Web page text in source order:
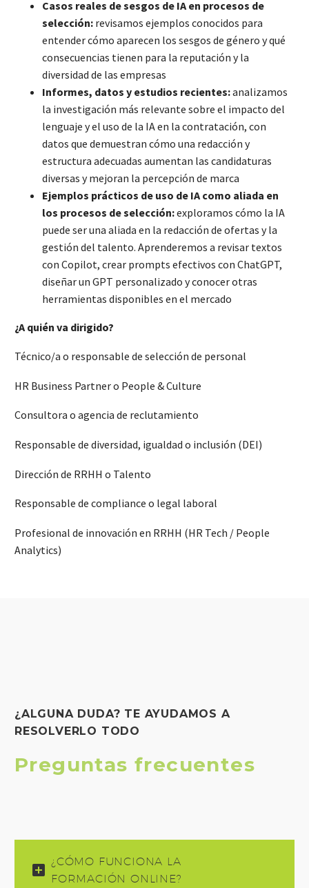
Casos reales de sesgos de IA en procesos de
selección: revisamos ejemplos conocidos para
entender cómo aparecen los sesgos de género y qué
consecuencias tienen para la reputación y la
diversidad de las empresas
Informes, datos y estudios recientes:analizamos
la investigación más relevante sobre el impacto del
lenguaje y el uso de la IA en la contratación, con
datos que demuestran cómo una redacción y
estructura adecuadas aumentan las candidaturas
diversas y mejoran la percepción de marca
Ejemplos prácticos de uso de IA como aliada en
los procesos de selección:exploramos cómo la IA
puede ser una aliada en la redacción de ofertas y la
gestión del talento. Aprenderemos a revisar textos
con Copilot, crear prompts efectivos con ChatGPT,
diseñar un GPT personalizado y conocer otras
herramientas disponibles en el mercado
¿A quién va dirigido?
Técnico/a o responsable de selección de personal
HR Business Partner o People & Culture
Consultora o agencia de reclutamiento
Responsable de diversidad, igualdad o inclusión (DEI)
Dirección de RRHH o Talento
Responsable de compliance o legal laboral
Profesional de innovación en RRHH (HR Tech / People
Analytics)
¿ALGUNA DUDA? TE AYUDAMOS A
RESOLVERLO TODO
Preguntas frecuentes
¿CÓMO FUNCIONA LA
FORMACIÓN ONLINE?